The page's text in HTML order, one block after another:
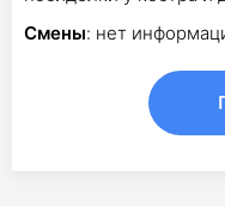
Смены: нет